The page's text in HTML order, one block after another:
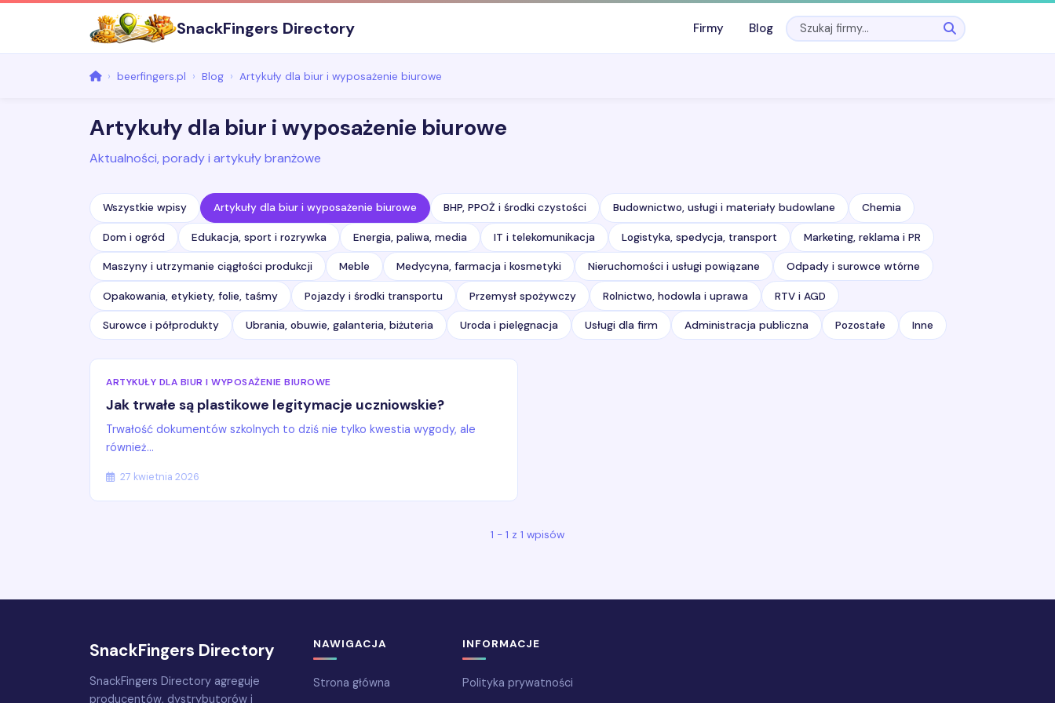
SnackFingers Directory Firmy Blog
beerfingers.pl Blog Artykuły dla biur i wyposażenie biurowe
Artykuły dla biur i wyposażenie biurowe
Aktualności, porady i artykuły branżowe
Wszystkie wpisy Artykuły dla biur i wyposażenie biurowe BHP, PPOŻ i środki czystości Budownictwo, usługi i materiały budowlane Chemia
Dom i ogród Edukacja, sport i rozrywka Energia, paliwa, media IT i telekomunikacja Logistyka, spedycja, transport Marketing, reklama i PR
Maszyny i utrzymanie ciągłości produkcji Meble Medycyna, farmacja i kosmetyki Nieruchomości i usługi powiązane Odpady i surowce wtórne
Opakowania, etykiety, folie, taśmy Pojazdy i środki transportu Przemysł spożywczy Rolnictwo, hodowla i uprawa RTV i AGD
Surowce i półprodukty Ubrania, obuwie, galanteria, biżuteria Uroda i pielęgnacja Usługi dla firm Administracja publiczna Pozostałe Inne
ARTYKUŁY DLA BIUR I WYPOSAŻENIE BIUROWE
Jak trwałe są plastikowe legitymacje uczniowskie?
Trwałość dokumentów szkolnych to dziś nie tylko kwestia wygody, ale
również...
27 kwietnia 2026
1 - 1 z 1 wpisów
SnackFingers Directory
SnackFingers Directory agreguje
producentów, dystrybutorów i
NAWIGACJA
Strona główna
INFORMACJE
Polityka prywatności